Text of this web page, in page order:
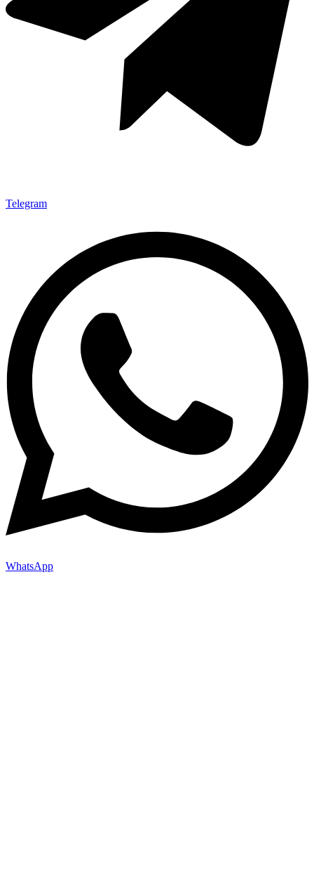
Telegram
WhatsApp